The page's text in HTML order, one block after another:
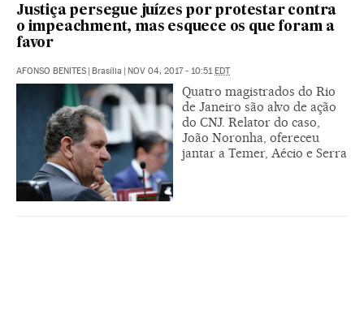
Justiça persegue juízes por protestar contra
o impeachment, mas esquece os que foram a
favor
AFONSO BENITES | Brasília | NOV 04, 2017 - 10:51EDT
Quatro magistrados do Rio
de Janeiro são alvo de ação
do CNJ. Relator do caso,
João Noronha, ofereceu
jantar a Temer, Aécio e Serra